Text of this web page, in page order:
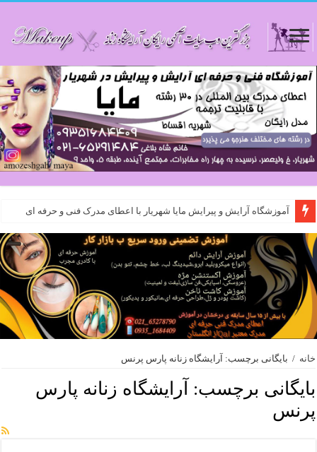
آموزشگاه آرایش و پیرایش مایا شهریار با اعطای مدرک فنی و حرفه ای
خانه / بایگانی برچسب: آرایشگاه زنانه پارس پرنس
بایگانی برچسب: آرایشگاه زنانه پارس
پرنس